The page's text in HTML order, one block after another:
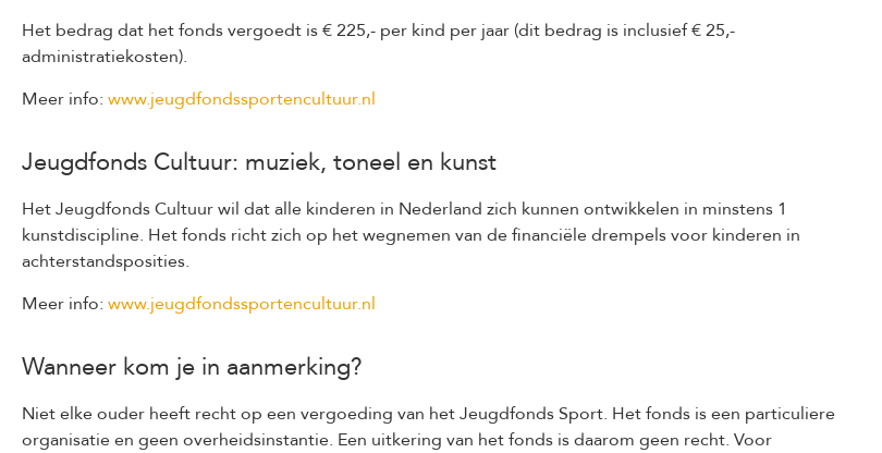
Het bedrag dat het fonds vergoedt is € 225,- per kind per jaar (dit bedrag is inclusief € 25,-
administratiekosten).
Meer info: www.jeugdfondssportencultuur.nl
Jeugdfonds Cultuur: muziek, toneel en kunst
Het Jeugdfonds Cultuur wil dat alle kinderen in Nederland zich kunnen ontwikkelen in minstens 1
kunstdiscipline. Het fonds richt zich op het wegnemen van de financiële drempels voor kinderen in
achterstandsposities.
Meer info: www.jeugdfondssportencultuur.nl
Wanneer kom je in aanmerking?
Niet elke ouder heeft recht op een vergoeding van het Jeugdfonds Sport. Het fonds is een particuliere
organisatie en geen overheidsinstantie. Een uitkering van het fonds is daarom geen recht. Voor